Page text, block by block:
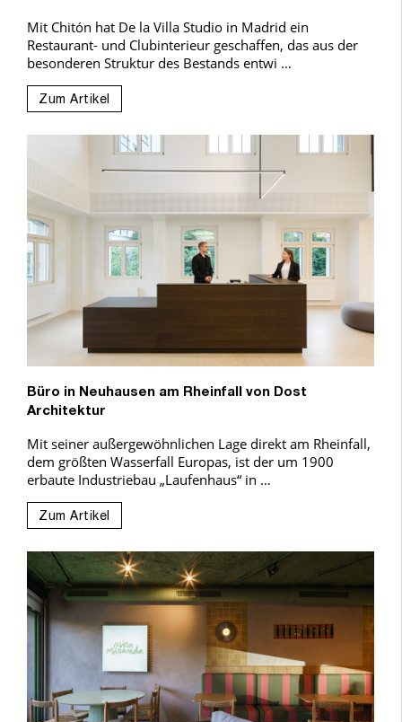
Mit Chitón hat De la Villa Studio in Madrid ein
Restaurant- und Clubinterieur geschaffen, das aus der
besonderen Struktur des Bestands entwi …
Zum Artikel
Büro in Neuhausen am Rheinfall von Dost
Architektur
Mit seiner außergewöhnlichen Lage direkt am Rheinfall,
dem größten Wasserfall Europas, ist der um 1900
erbaute Industriebau „Laufenhaus“ in …
Zum Artikel